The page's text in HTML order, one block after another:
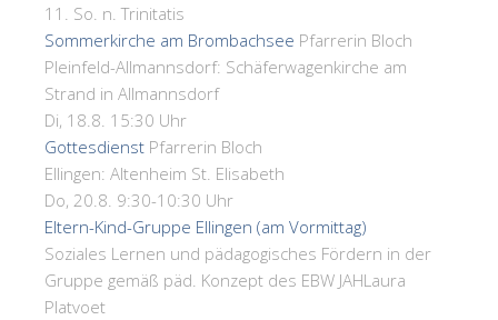
11. So. n. Trinitatis
Sommerkirche am Brombachsee Pfarrerin Bloch
Pleinfeld-Allmannsdorf: Schäferwagenkirche am
Strand in Allmannsdorf
Di, 18.8. 15:30 Uhr
Gottesdienst Pfarrerin Bloch
Ellingen: Altenheim St. Elisabeth
Do, 20.8. 9:30-10:30 Uhr
Eltern-Kind-Gruppe Ellingen (am Vormittag)
Soziales Lernen und pädagogisches Fördern in der
Gruppe gemäß päd. Konzept des EBW JAHLaura
Platvoet